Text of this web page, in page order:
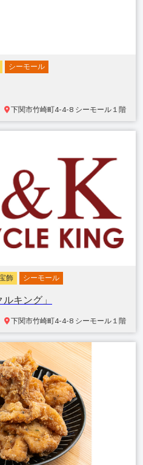
シーモール
下関市竹崎町4-4-8 シーモール１階
飾 シーモール
キング」
下関市竹崎町4-4-8 シーモール１階